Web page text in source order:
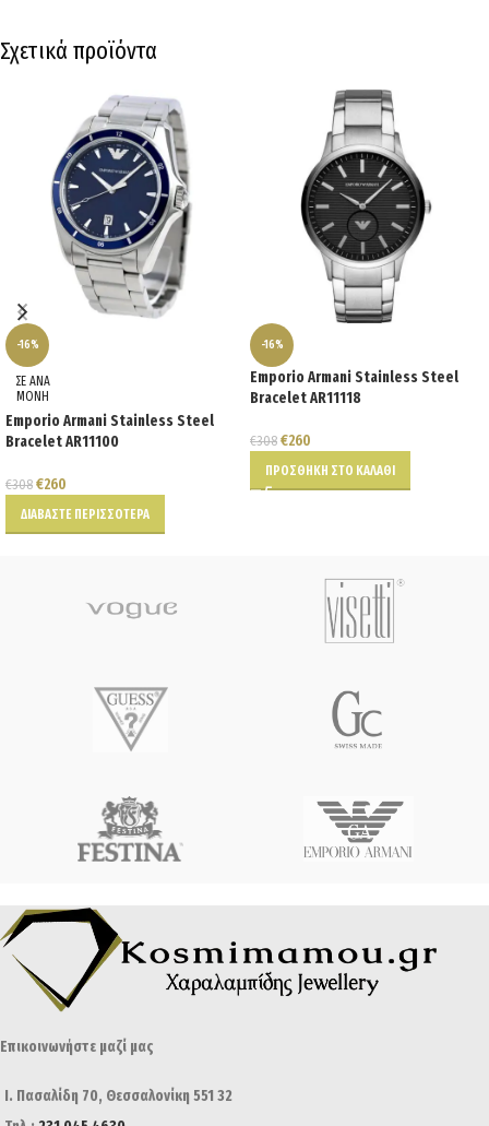
Σχετικά προϊόντα
-16%
ΣΕ ΑΝΑ
ΜΟΝΗ
Emporio Armani Stainless Steel
Bracelet AR11100
€308 €260
ΔΙΑΒΆΣΤΕ ΠΕΡΙΣΣΌΤΕΡΑ
-16%
Emporio Armani Stainless Steel
Bracelet AR11118
€308 €260
ΠΡΟΣΘΉΚΗ ΣΤΟ ΚΑΛΆΘΙ
Επικοινωνήστε μαζί μας
Ι. Πασαλίδη 70, Θεσσαλονίκη 551 32